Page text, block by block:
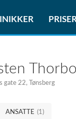
PRISER
gate 22, Tønsberg
ANSATTE (1)